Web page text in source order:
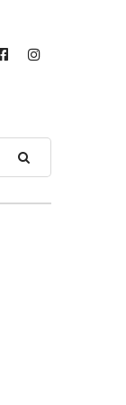
INSTAGRAM